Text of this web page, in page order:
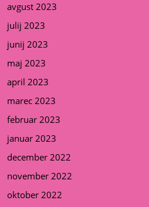
avgust 2023
julij 2023
junij 2023
maj 2023
april 2023
marec 2023
februar 2023
januar 2023
december 2022
november 2022
oktober 2022